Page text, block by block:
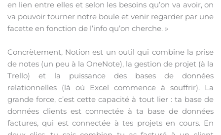
en lien entre elles et selon les besoins qu’on va avoir, on
va pouvoir tourner notre boule et venir regarder par une
facette en fonction de l’info qu’on cherche. »
Concrètement, Notion est un outil qui combine la prise
de notes (un peu à la OneNote), la gestion de projet (à la
Trello) et la puissance des bases de données
relationnelles (là où Excel commence à souffrir). La
grande force, c’est cette capacité à tout lier : ta base de
données clients est connectée à ta base de données
factures, qui est connectée à tes projets en cours. En